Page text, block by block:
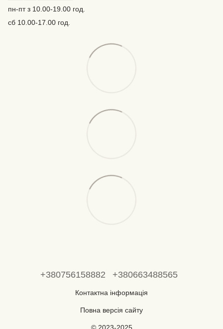
пн-пт з 10.00-19.00 год.
сб 10.00-17.00 год.
+380756158882 +380663488565
Контактна інформація
Повна версія сайту